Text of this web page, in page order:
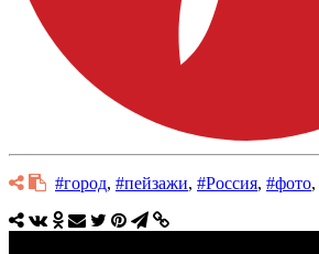
#город, #пейзажи, #Россия, #фото,